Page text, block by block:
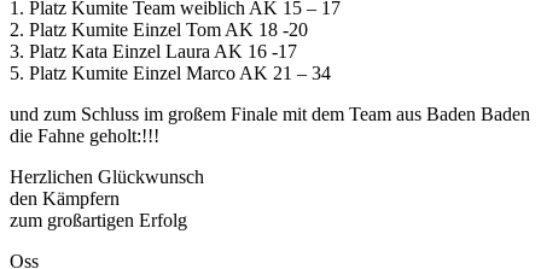
1. Platz Kumite Team weiblich AK 15 – 17
2. Platz Kumite Einzel Tom AK 18 -20
3. Platz Kata Einzel Laura AK 16 -17
5. Platz Kumite Einzel Marco AK 21 – 34
und zum Schluss im großem Finale mit dem Team aus Baden Baden
die Fahne geholt:!!!
Herzlichen Glückwunsch
den Kämpfern
zum großartigen Erfolg
Oss